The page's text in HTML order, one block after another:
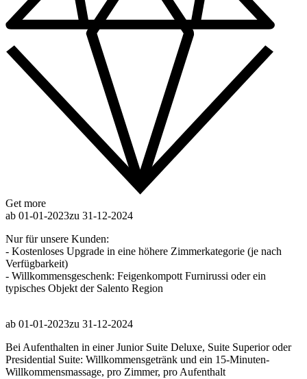
Get more
ab 01-01-2023zu 31-12-2024
Nur für unsere Kunden:
- Kostenloses Upgrade in eine höhere Zimmerkategorie (je nach
Verfügbarkeit)
- Willkommensgeschenk: Feigenkompott Furnirussi oder ein
typisches Objekt der Salento Region
ab 01-01-2023zu 31-12-2024
Bei Aufenthalten in einer Junior Suite Deluxe, Suite Superior oder
Presidential Suite: Willkommensgetränk und ein 15-Minuten-
Willkommensmassage, pro Zimmer, pro Aufenthalt